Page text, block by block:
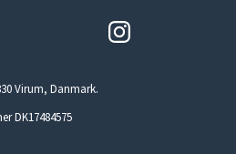
Virum, Danmark.
DK17484575